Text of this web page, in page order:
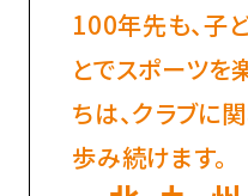
100年先も、子
とでスポーツを
ちは、クラブに
歩み続けます。